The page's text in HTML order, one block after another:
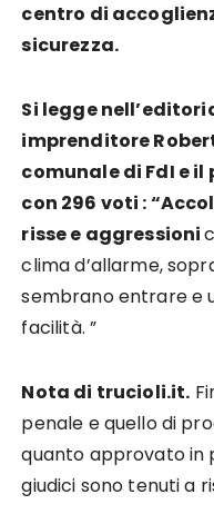
centro di
sicurezza.
Si legge
imprenditore
comunale di FdI e
con 296 voti :
risse e aggressioni
clima d’allarme,
sembrano entrare e
facilità. ”
Nota di trucioli.it.
penale e quello di
quanto approvato in
giudici sono tenuti a